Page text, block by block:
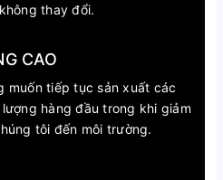
thay đổi.
CAO
muốn tiếp tục sản xuất các
hàng đầu trong khi giảm
tôi đến môi trường.